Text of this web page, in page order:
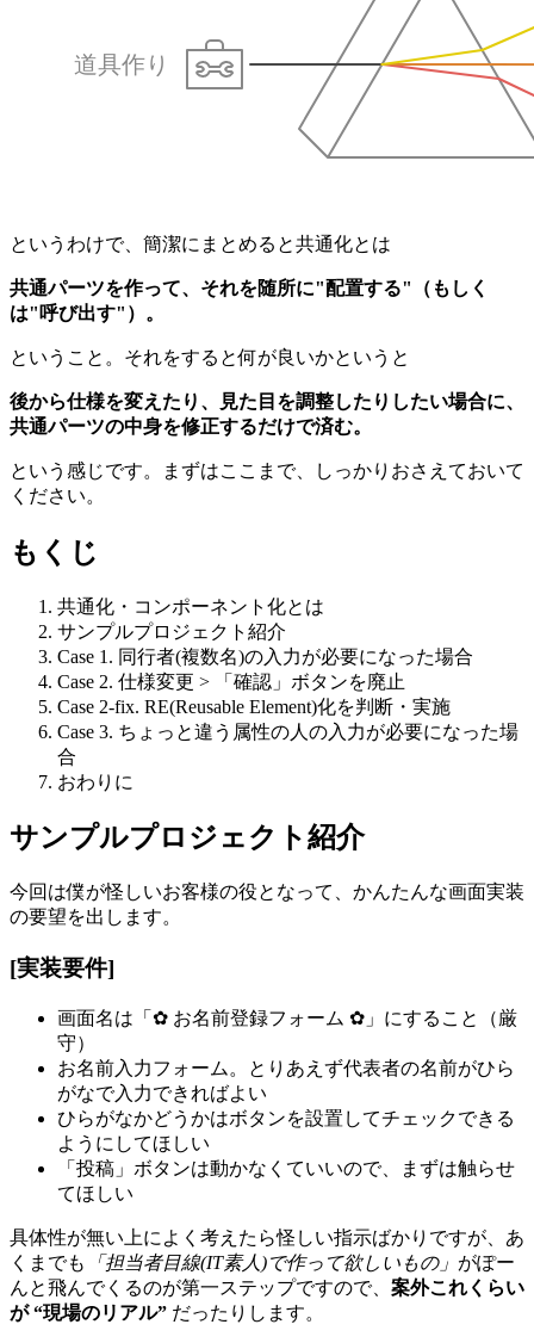
というわけで、簡潔にまとめると共通化とは
共通パーツを作って、それを随所に"配置する"（もしく
は"呼び出す"）。
ということ。それをすると何が良いかというと
後から仕様を変えたり、見た目を調整したりしたい場合に、
共通パーツの中身を修正するだけで済む。
という感じです。まずはここまで、しっかりおさえておいて
ください。
もくじ
共通化・コンポーネント化とは
サンプルプロジェクト紹介
Case 1. 同行者(複数名)の入力が必要になった場合
Case 2. 仕様変更 > 「確認」ボタンを廃止
Case 2-fix. RE(Reusable Element)化を判断・実施
Case 3. ちょっと違う属性の人の入力が必要になった場
合
おわりに
サンプルプロジェクト紹介
今回は僕が怪しいお客様の役となって、かんたんな画面実装
の要望を出します。
[実装要件]
画面名は「✿ お名前登録フォーム ✿」にすること（厳
守）
お名前入力フォーム。とりあえず代表者の名前がひら
がなで入力できればよい
ひらがなかどうかはボタンを設置してチェックできる
ようにしてほしい
「投稿」ボタンは動かなくていいので、まずは触らせ
てほしい
具体性が無い上によく考えたら怪しい指示ばかりですが、あ
くまでも
「担当者目線(IT素人)で作って欲しいもの」 がぽー
んと飛んでくるのが第一ステップですので、 案外これくらい
が “現場のリアル” だったりします。